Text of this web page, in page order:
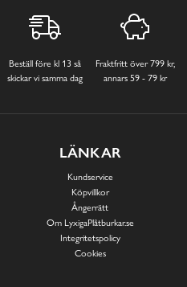
Beställ före kl 13 så
skickar vi samma dag
Fraktfritt över 799 kr,
annars 59 - 79 kr
LÄNKAR
Kundservice
Köpvillkor
Ångerrätt
Om LyxigaPlåtburkar.se
Integritetspolicy
Cookies